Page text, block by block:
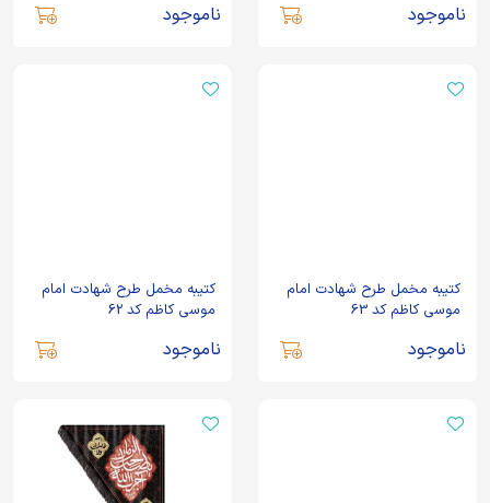
ناموجود ناموجود
کتیبه مخمل طرح شهادت امام
موسی کاظم کد 63
ناموجود
کتیبه مخمل طرح شهادت امام
موسی کاظم کد 62
ناموجود